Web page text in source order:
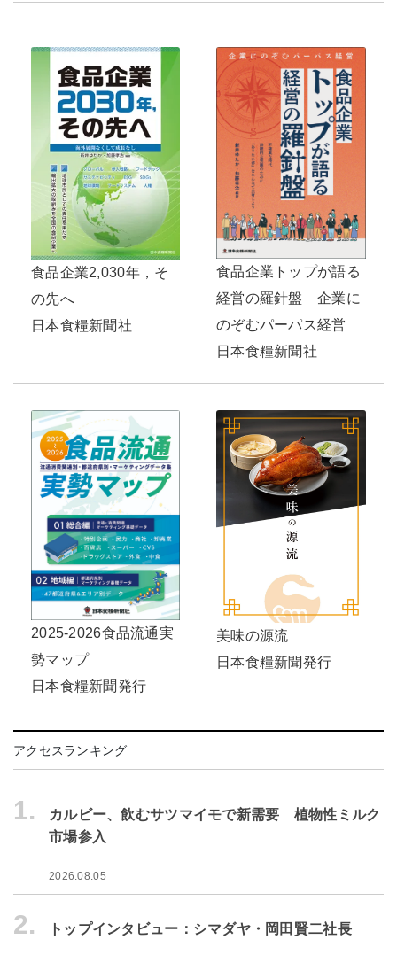
食品企業2,030年，そ
の先へ
日本食糧新聞社
食品企業トップが語る
経営の羅針盤 企業に
のぞむパーパス経営
日本食糧新聞社
2025-2026食品流通実
勢マップ
日本食糧新聞発行
美味の源流
日本食糧新聞発行
アクセスランキング
1.
カルビー、飲むサツマイモで新需要 植物性ミルク
市場参入
2026.08.05
2. トップインタビュー：シマダヤ・岡田賢二社長